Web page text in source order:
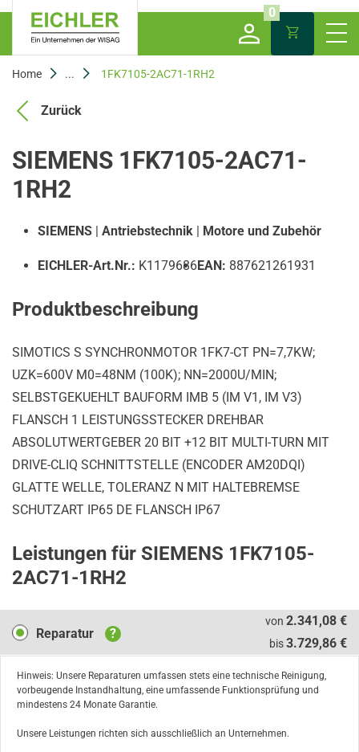
0
Home ... 1FK7105-2AC71-1RH2
Zurück
SIEMENS 1FK7105-2AC71-
1RH2
SIEMENS | Antriebstechnik | Motore und Zubehör
EICHLER-Art.Nr.: K1179686EAN: 887621261931
Produktbeschreibung
SIMOTICS S SYNCHRONMOTOR 1FK7-CT PN=7,7KW;
UZK=600V M0=48NM (100K); NN=2000U/MIN;
SELBSTGEKUEHLT BAUFORM IMB 5 (IM V1, IM V3)
FLANSCH 1 LEISTUNGSSTECKER DREHBAR
ABSOLUTWERTGEBER 20 BIT +12 BIT MULTI-TURN MIT
DRIVE-CLIQ SCHNITTSTELLE (ENCODER AM20DQI)
GLATTE WELLE, TOLERANZ N MIT HALTEBREMSE
SCHUTZART IP65 DE FLANSCH IP67
Leistungen für SIEMENS 1FK7105-
2AC71-1RH2
Reparatur
Reparatur ?
von 2.341,08 €
bis3.729,86 €
Hinweis: Unsere Reparaturen umfassen stets eine technische Reinigung,
vorbeugende Instandhaltung, eine umfassende Funktionsprüfung und
mindestens 24 Monate Garantie.
Unsere Leistungen richten sich ausschließlich an Unternehmen.